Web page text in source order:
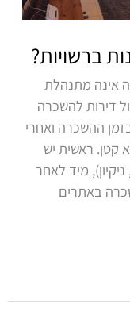
ברשויות?
אינה מתנהלת
דירות להשכרה
ההשכרה ואחרי
קטן. ראשית יש
מיד לאחר
באתרים